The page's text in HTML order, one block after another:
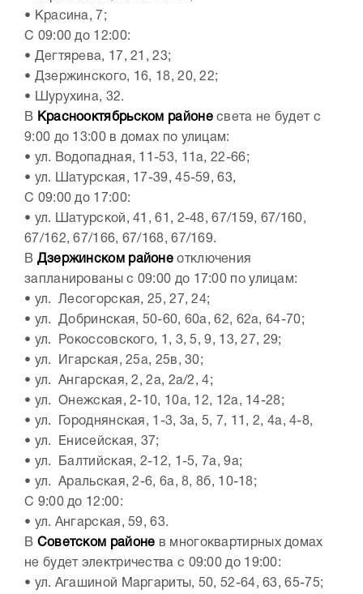
• Красина, 7;
С 09:00 до 12:00:
• Дегтярева, 17, 21, 23;
• Дзержинского, 16, 18, 20, 22;
• Шурухина, 32.
В Краснооктябрьском районесвета не будет с
9:00 до 13:00 в домах по улицам:
• ул. Водопадная, 11-53, 11а, 22-66;
• ул. Шатурская, 17-39, 45-59, 63,
С 09:00 до 17:00:
• ул. Шатурской, 41, 61, 2-48, 67/159, 67/160,
67/162, 67/166, 67/168, 67/169.
В Дзержинском районе отключения
запланированы с 09:00 до 17:00 по улицам:
• ул. Лесогорская, 25, 27, 24;
• ул. Добринская, 50-60, 60а, 62, 62а, 64-70;
• ул. Рокоссовского, 1, 3, 5, 9, 13, 27, 29;
• ул. Игарская, 25а, 25в, 30;
• ул. Ангарская, 2, 2а, 2а/2, 4;
• ул. Онежская, 2-10, 10а, 12, 12а, 14-28;
• ул. Городнянская, 1-3, 3а, 5, 7, 11, 2, 4а, 4-8,
• ул. Енисейская, 37;
• ул. Балтийская, 2-12, 1-5, 7а, 9а;
• ул. Аральская, 2-6, 6а, 8, 8б, 10-18;
С 9:00 до 12:00:
• ул. Ангарская, 59, 63.
В Советском районе в многоквартирных домах
не будет электричества с 09:00 до 19:00:
• ул. Агашиной Маргариты, 50, 52-64, 63, 65-75;